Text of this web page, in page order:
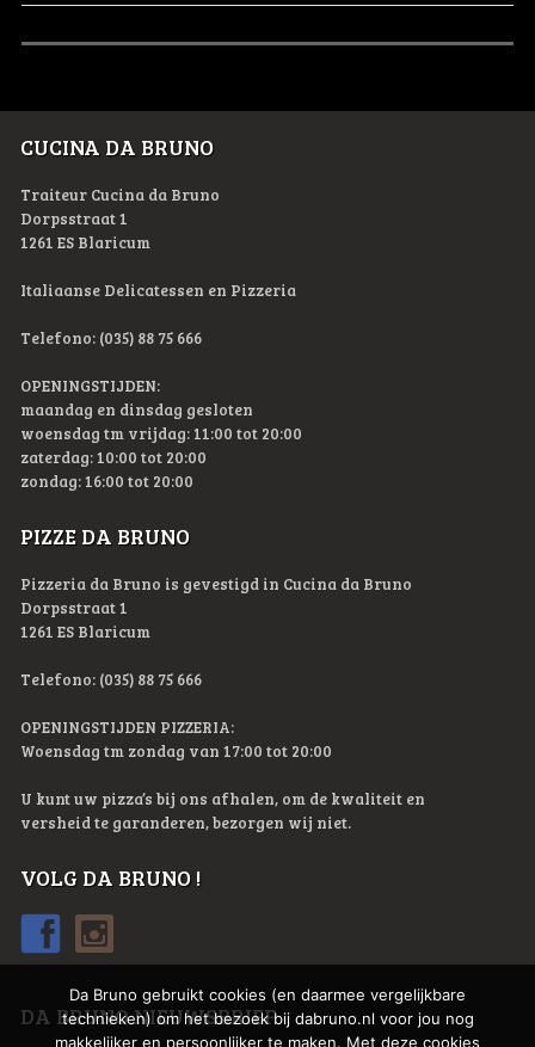
CUCINA DA BRUNO
Traiteur Cucina da Bruno
Dorpsstraat 1
1261 ES Blaricum
Italiaanse Delicatessen en Pizzeria
Telefono: (035) 88 75 666
OPENINGSTIJDEN:
maandag en dinsdag gesloten
woensdag tm vrijdag: 11:00 tot 20:00
zaterdag: 10:00 tot 20:00
zondag: 16:00 tot 20:00
PIZZE DA BRUNO
Pizzeria da Bruno is gevestigd in Cucina da Bruno
Dorpsstraat 1
1261 ES Blaricum
Telefono: (035) 88 75 666
OPENINGSTIJDEN PIZZERIA:
Woensdag tm zondag van 17:00 tot 20:00
U kunt uw pizza’s bij ons afhalen, om de kwaliteit en
versheid te garanderen, bezorgen wij niet.
VOLG DA BRUNO !
DA BRUNO NIEUWSBRIEF
Da Bruno gebruikt cookies (en daarmee vergelijkbare
technieken) om het bezoek bij dabruno.nl voor jou nog
makkelijker en persoonlijker te maken. Met deze cookies